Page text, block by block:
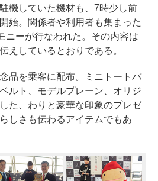
機していた機材も、7時少し前
始。関係者や利用者も集まった
ニーが行なわれた。その内容は
えしているとおりである。
品を乗客に配布。ミニトートバ
ルト、モデルプレーン、オリジ
た、わりと豪華な印象のプレゼ
しさも伝わるアイテムでもあ